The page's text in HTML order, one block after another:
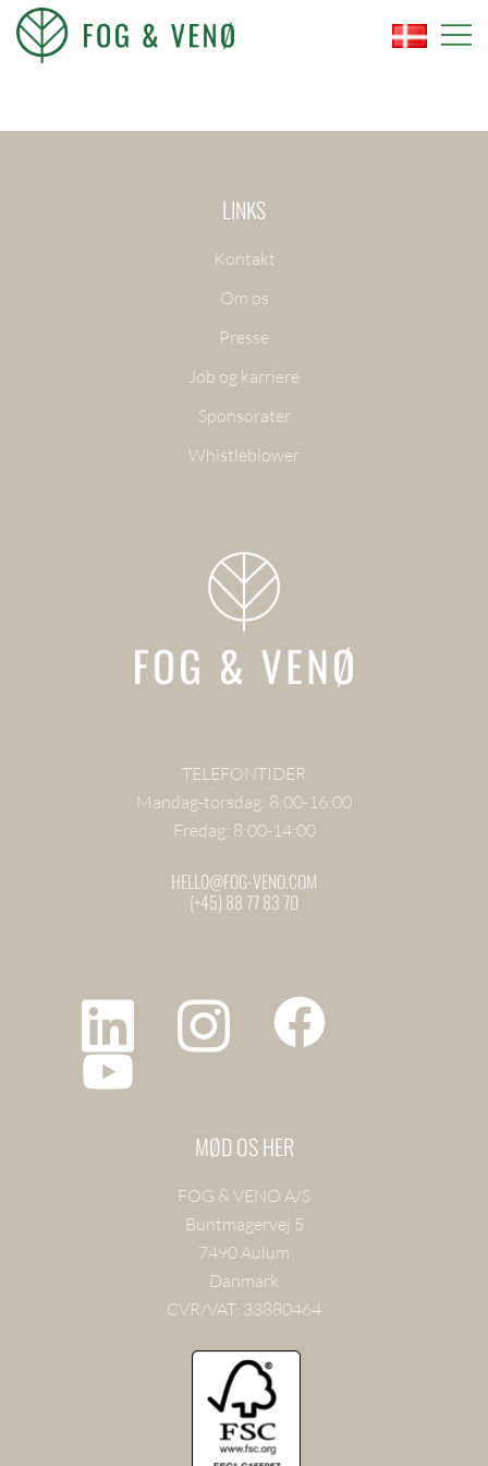
Skip
content
LINKS
Kontakt
Om os
Presse
Job og karriere
Sponsorater
Whistleblower
TELEFONTIDER
Mandag-torsdag: 8:00-16:00
Fredag: 8:00-14:00
HELLO@FOG-VENO.COM
(+45) 88 77 83 70
MØD OS HER
FOG & VENØ A/S
Buntmagervej 5
7490 Aulum
Danmark
CVR/VAT: 33880464